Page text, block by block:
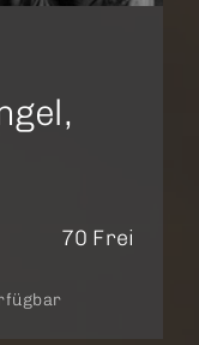
70 Frei